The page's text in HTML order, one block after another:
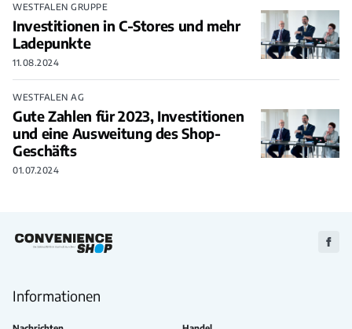
WESTFALEN GRUPPE
Investitionen in C-Stores und mehr
Ladepunkte
11.08.2024
WESTFALEN AG
Gute Zahlen für 2023, Investitionen
und eine Ausweitung des Shop-
Geschäfts
01.07.2024
Zu
Informationen